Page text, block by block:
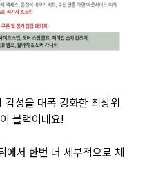
성을 대폭 강화한 최상위
블랙이네요!
서 한번 더 세부적으로 체